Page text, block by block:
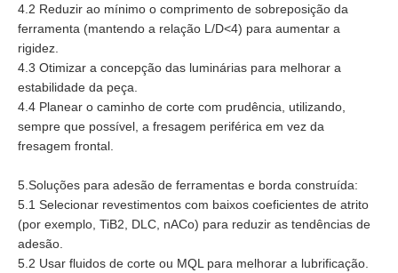
4.2 Reduzir ao mínimo o comprimento de sobreposição da
ferramenta (mantendo a relação L/D<4) para aumentar a
rigidez.
4.3 Otimizar a concepção das luminárias para melhorar a
estabilidade da peça.
4.4 Planear o caminho de corte com prudência, utilizando,
sempre que possível, a fresagem periférica em vez da
fresagem frontal.
5.Soluções para adesão de ferramentas e borda construída:
5.1 Selecionar revestimentos com baixos coeficientes de atrito
(por exemplo, TiB2, DLC, nACo) para reduzir as tendências de
adesão.
5.2 Usar fluidos de corte ou MQL para melhorar a lubrificação.